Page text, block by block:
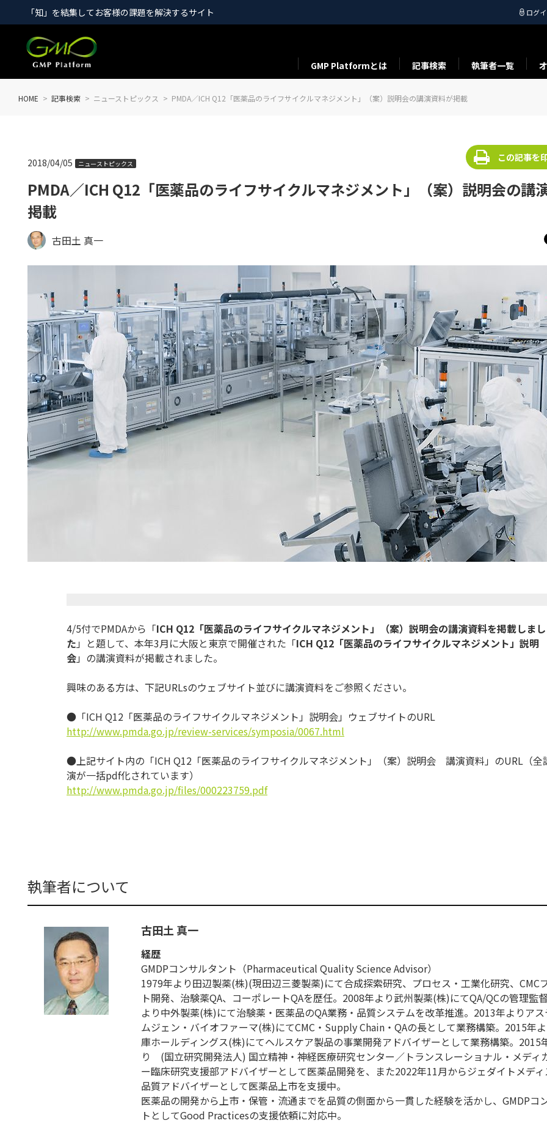
「知」を結集してお客様の課題を解決するサイト ログ
GMP Platformとは 記事検索 執筆者一覧
HOME 記事検索 ニューストピックス PMDA／ICH Q12「医薬品のライフサイクルマネジメント」（案）説明会の講演資料が掲載
PMDA／ICH Q12「医薬品のライフサイクルマネジメント」（案）説明会の講
掲載
2018/04/05 ニューストピックス
この記事を
古田土 真一
4/5付でPMDAから「ICH Q12 「医薬品のライフサイクルマネジメント」（案） 説明会の講演資料を掲載しまし
た 」と題して、本年3月に大阪と東京で開催された「ICH Q12 「医薬品のライフサイクルマネジメント」説明
会」 の講演資料が掲載されました。
興味のある方は、下記URLsのウェブサイト並びに講演資料をご参照ください。
●「ICH Q12「医薬品のライフサイクルマネジメント」説明会」 ウェブサイトのURL
http://www.pmda.go.jp/review-services/symposia/0067.html
●上記サイト内の「ICH Q12「医薬品のライフサイクルマネジメント」（案）説明会 講演資料」のURL（全
演が一括pdf化されています）
http://www.pmda.go.jp/files/000223759.pdf
執筆者について
古田土 真一
経歴
GMDPコンサルタント（Pharmaceutical Quality Science Advisor）
1979年より田辺製薬(株)(現田辺三菱製薬)にて合成探索研究、プロセス・工業化研究、CMC
ト開発、治験薬QA、コーポレートQAを歴任。2008年より武州製薬(株)にてQA/QCの管理監
より中外製薬(株)にて治験薬・医薬品のQA業務・品質システムを改革推進。2013年よりア
ムジェン・バイオファーマ(株)にてCMC・Supply Chain・QAの長として業務構築。2015年
庫ホールディングス(株)にてヘルスケア製品の事業開発アドバイザーとして業務構築。2015
り (国立研究開発法人) 国立精神・神経医療研究センター／トランスレーショナル・メディ
ー臨床研究支援部アドバイザーとして医薬品開発を、また2022年11月からジェダイトメデ
品質アドバイザーとして医薬品上市を支援中。
医薬品の開発から上市・保管・流通までを品質の側面から一貫した経験を活かし、GMDPコ
トとしてGood Practicesの支援依頼に対応中。